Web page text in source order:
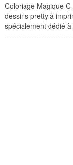
Coloriage Magique
dessins pretty à
spécialement dédié